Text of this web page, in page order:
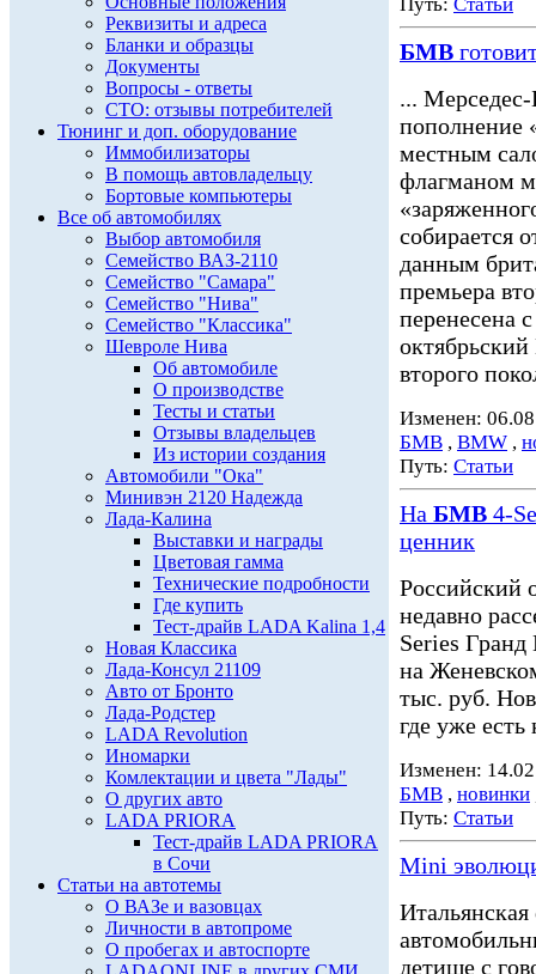
Реквизиты и адреса
Бланки и образцы
Документы
Вопросы - ответы
СТО: отзывы потребителей
Тюнинг и доп. оборудование
Иммобилизаторы
В помощь автовладельцу
Бортовые компьютеры
Все об автомобилях
Выбор автомобиля
Семейство ВАЗ-2110
Семейство "Самара"
Семейство "Нива"
Семейство "Классика"
Шевроле Нива
Об автомобиле
О производстве
Тесты и статьи
Отзывы владельцев
Из истории создания
Автомобили "Ока"
Минивэн 2120 Надежда
Лада-Калина
Выставки и награды
Цветовая гамма
Технические подробности
Где купить
Тест-драйв LADA Kalina 1,4
Новая Классика
Лада-Консул 21109
Авто от Бронто
Лада-Родстер
LADA Revolution
Иномарки
Комлектации и цвета "Лады"
О других авто
LADA PRIORA
Тест-драйв LADA PRIORA
в Сочи
Статьи на автотемы
О ВАЗе и вазовцах
Личности в автопроме
О пробегах и автоспорте
БМВ
...
пополнение
местным
флагманом
собирается
данным
премьера
перенесена
второго
Изменен:
БМВ , BMW ,
Путь: Статьи
На БМВ 4-
ценник
Российский
недавно
Series Гранд
на
тыс. руб.
где уже
Изменен:
БМВ , новинки
Путь: Статьи
Mini
детище с